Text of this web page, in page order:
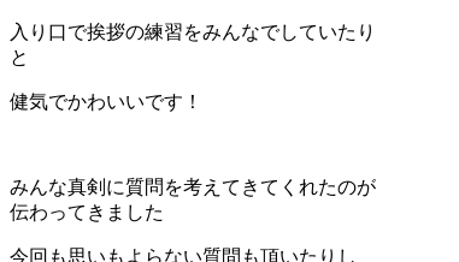
入り口で挨拶の練習をみんなでしていたり
と
健気でかわいいです！
みんな真剣に質問を考えてきてくれたのが
伝わってきました
今回も思いもよらない質問も頂いたりし